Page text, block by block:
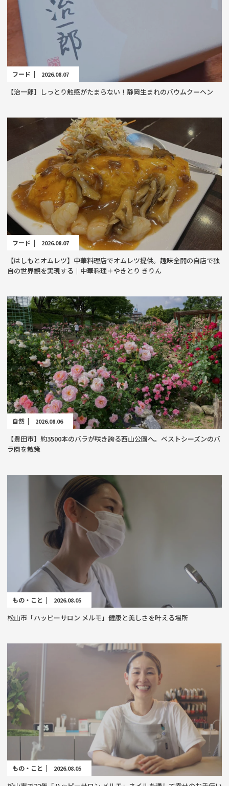
フード | 2026.08.07
【治一郎】しっとり触感がたまらない！静岡生まれのバウムクーヘン
フード | 2026.08.07
【はしもとオムレツ】中華料理店でオムレツ提供。趣味全開の自店で独
自の世界観を実現する｜中華料理＋やきとり きりん
自然 | 2026.08.06
【豊田市】約3500本のバラが咲き誇る西山公園へ。ベストシーズンのバ
ラ園を散策
もの・こと | 2026.08.05
松山市「ハッピーサロン メルモ」健康と美しさを叶える場所
もの・こと | 2026.08.05